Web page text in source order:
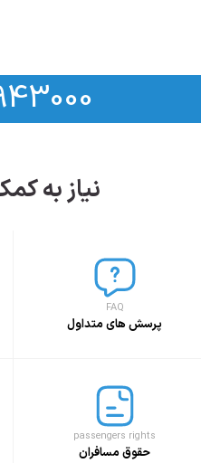
نیاز به
FAQ
پرسش های متداول
passengers rights
حقوق مسافران